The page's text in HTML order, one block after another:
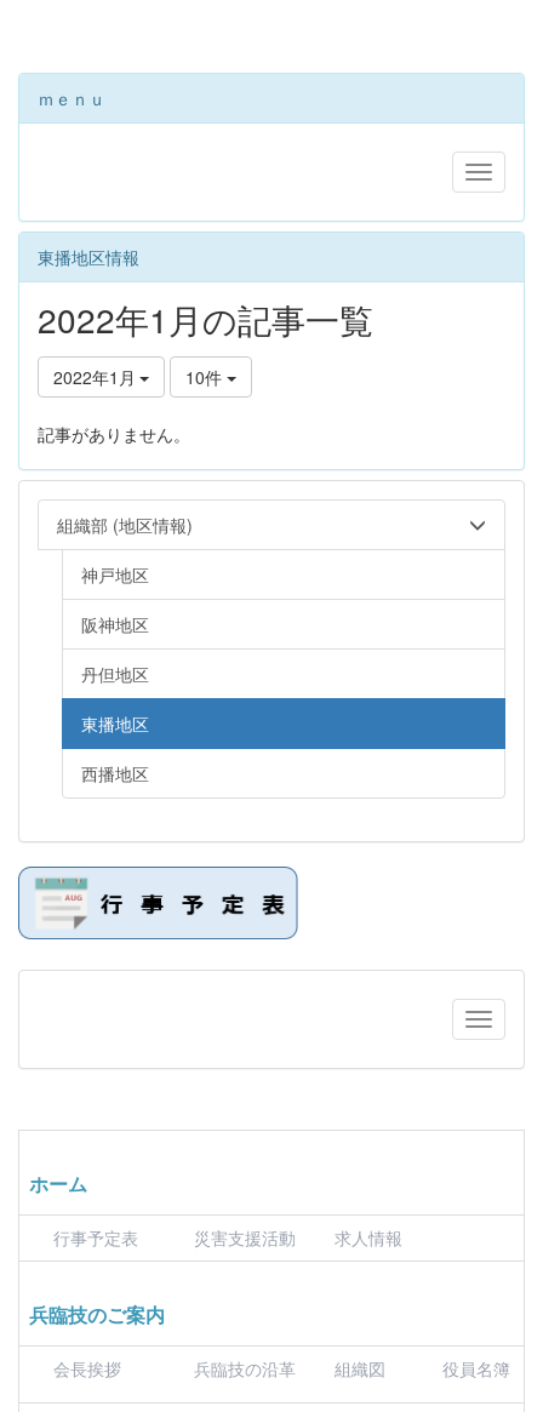
ｍｅｎｕ
東播地区情報
2022年1月の記事一覧
2022年1月 10件
記事がありません。
組織部 (地区情報)
神戸地区
阪神地区
丹但地区
東播地区
西播地区
ホーム
行事予定表 災害支援活動 求人情報
兵臨技のご案内
会長挨拶 兵臨技の沿革 組織図 役員名簿